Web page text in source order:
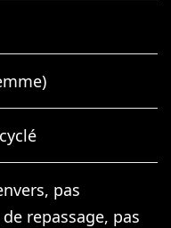
pas
repassage, pas